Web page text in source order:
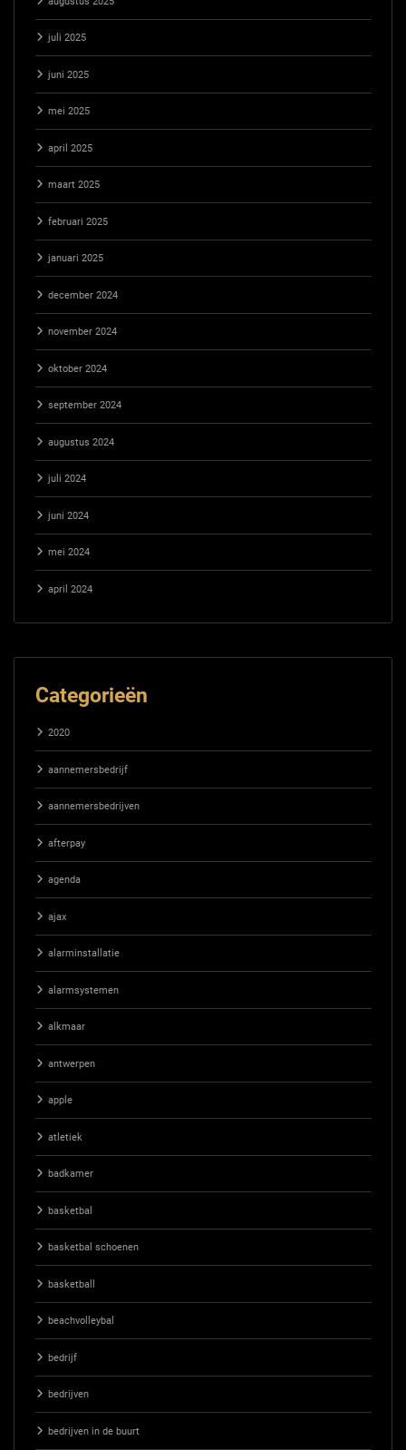
juli 2025
juni 2025
mei 2025
april 2025
maart 2025
februari 2025
januari 2025
december 2024
november 2024
oktober 2024
september 2024
augustus 2024
juli 2024
juni 2024
mei 2024
april 2024
Categorieën
2020
aannemersbedrijf
aannemersbedrijven
afterpay
agenda
ajax
alarminstallatie
alarmsystemen
alkmaar
antwerpen
apple
atletiek
badkamer
basketbal
basketbal schoenen
basketball
beachvolleybal
bedrijf
bedrijven
bedrijven in de buurt